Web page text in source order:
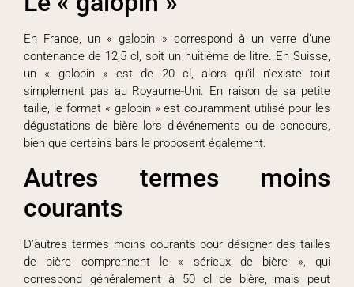
En France, un « galopin » correspond à un verre d’une
contenance de 12,5 cl, soit un huitième de litre. En Suisse,
un « galopin » est de 20 cl, alors qu’il n’existe tout
simplement pas au Royaume-Uni. En raison de sa petite
taille, le format « galopin » est couramment utilisé pour les
dégustations de bière lors d’événements ou de concours,
bien que certains bars le proposent également.
Autres termes moins
courants
D’autres termes moins courants pour désigner des tailles
de bière comprennent le « sérieux de bière », qui
correspond généralement à 50 cl de bière, mais peut